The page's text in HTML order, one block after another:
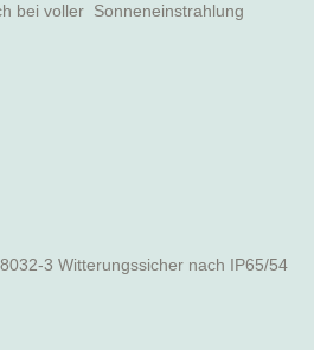
bei voller Sonneneinstrahlung
3 Witterungssicher nach IP65/54